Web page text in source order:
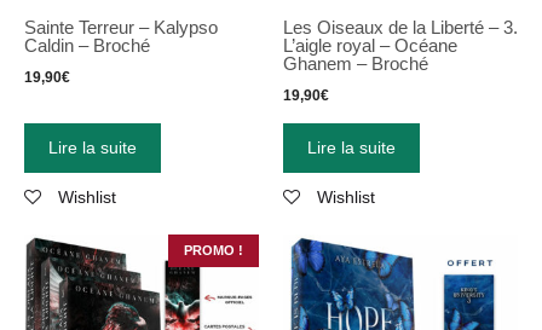
Sainte Terreur – Kalypso
Caldin – Broché
19,90€
Lire la suite
Wishlist
Les Oiseaux de la Liberté – 3.
L’aigle royal – Océane
Ghanem – Broché
19,90€
Lire la suite
Wishlist
PROMO !